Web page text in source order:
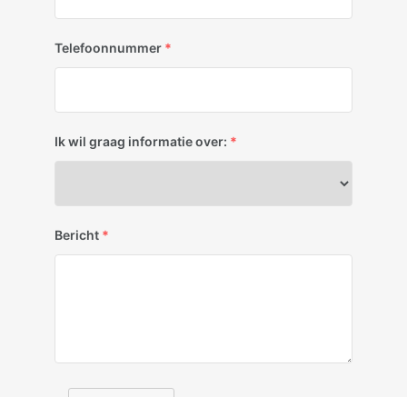
Telefoonnummer *
Ik wil graag informatie over: *
Bericht *